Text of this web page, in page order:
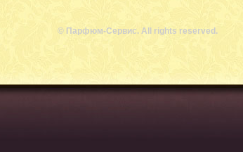
© Парфюм-Сервис. All rights reserved.